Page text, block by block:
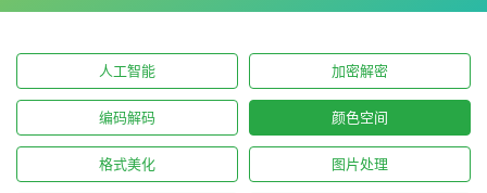
人工智能 加密解密
编码解码 颜色空间
格式美化 图片处理